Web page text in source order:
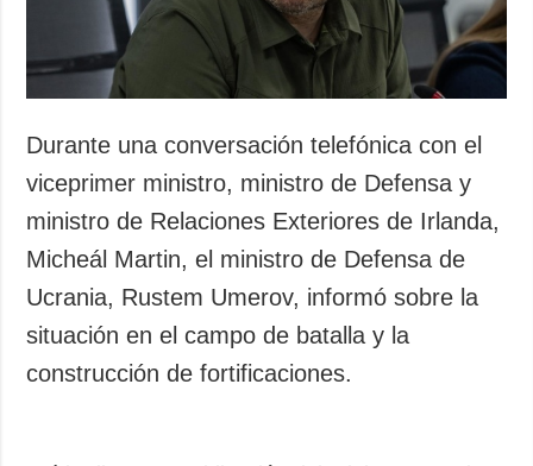
Desastres y
emergencias
ADICIONAL
Podcasts
Publicaciones
Entrevistas
Fotos
Video
Releases
SERVICIOS
Suscripción
Banco de
imágenes
Durante una conversación telefónica con el
viceprimer ministro, ministro de Defensa y
ministro de Relaciones Exteriores de Irlanda,
Micheál Martin, el ministro de Defensa de
Ucrania, Rustem Umerov, informó sobre la
situación en el campo de batalla y la
construcción de fortificaciones.